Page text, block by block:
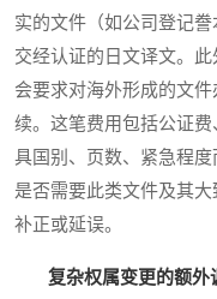
实的文件（如公司登记
交经认证的日文译文。
会要求对海外形成的文
续。这笔费用包括公证
具国别、页数、紧急程
是否需要此类文件及其
补正或延误。
复杂权属变更的额外